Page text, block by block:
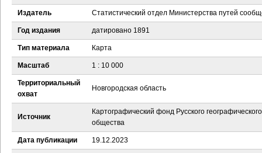
з
д
е
ь
Издатель Статистический отдел Министерства путей
Год издания датировано 1891
Тип материала Карта
Масштаб 1 : 10 000
Территориальный
охват
Новгородская область
Источник
Картографический фонд Русского географического
общества
Дата публикации 19.12.2023